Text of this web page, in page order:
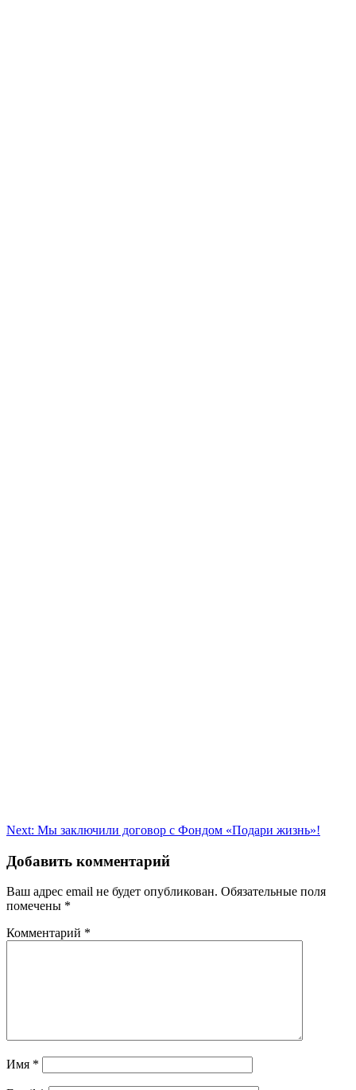
Навигация
по
записям
Next: Мы заключили договор с Фондом «Подари жизнь»!
Добавить комментарий
Ваш адрес email не будет опубликован. Обязательные поля
помечены *
Комментарий *
Имя *